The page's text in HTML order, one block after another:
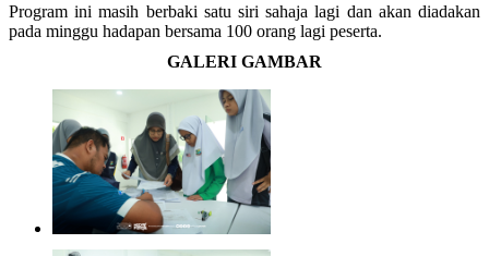
Program ini masih berbaki satu siri sahaja lagi dan akan diadakan
pada minggu hadapan bersama 100 orang lagi peserta.
GALERI GAMBAR